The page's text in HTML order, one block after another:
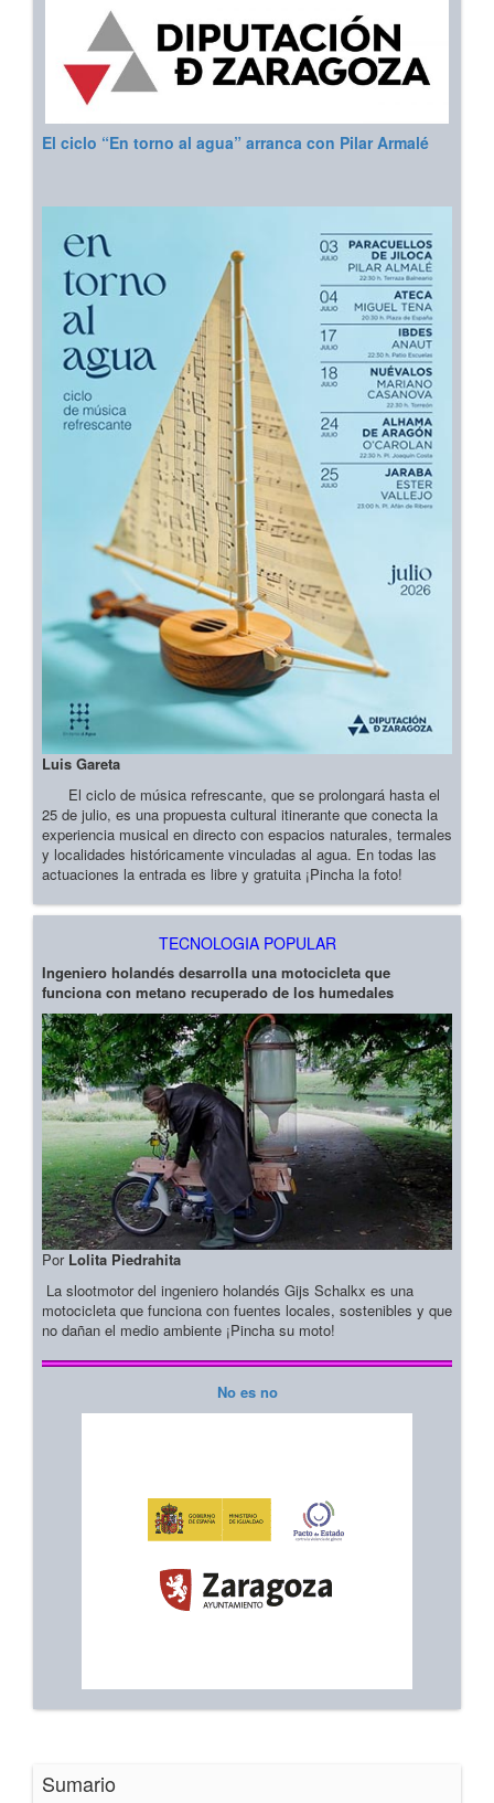
El ciclo “En torno al agua” arranca con Pilar Armalé
Luis Gareta
El ciclo de música refrescante, que se prolongará hasta el
25 de julio, es una propuesta cultural itinerante que conecta la
experiencia musical en directo con espacios naturales, termales
y localidades históricamente vinculadas al agua. En todas las
actuaciones la entrada es libre y gratuita ¡Pincha la foto!
TECNOLOGIA POPULAR
Ingeniero holandés desarrolla una motocicleta que
funciona con metano recuperado de los humedales
Por Lolita Piedrahita
La slootmotor del ingeniero holandés Gijs Schalkx es una
motocicleta que funciona con fuentes locales, sostenibles y que
no dañan el medio ambiente ¡Pincha su moto!
No es no
Sumario